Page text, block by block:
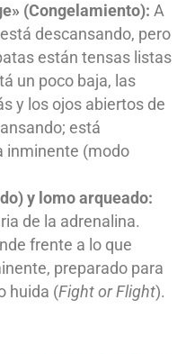
(Congelamiento): A
descansando, pero
están tensas listas
un poco baja, las
y los ojos abiertos de
está
inminente (modo
y lomo arqueado:
de la adrenalina.
frente a lo que
preparado para
huida (Fight or Flight).